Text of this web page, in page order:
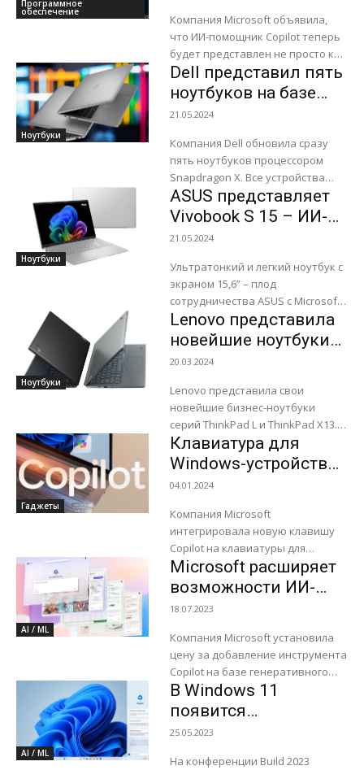
Программное
обеспечение
приложения для
Windows
Компания Microsoft объявила,
что ИИ-помощник Copilot теперь
будет представлен не просто как
функция операционной системы
Windows, а как отдельное
десктопное приложение. Кроме
того, значок...
Ноутбуки
Dell представил пять
ноутбуков на базе
Snapdragon X и с
поддержкой Copilot+
21.05.2024
Компания Dell обновила сразу
пять ноутбуков процессором
Snapdragon X. Все устройства
получили поддержку Copilot+.
Остальные характеристики не
5455 оборудован Snapdragon X
Plus,...
Ноутбуки
ASUS представляет
Vivobook S 15 – ИИ-
компьютер с Copilot+
функций ИИ в
Windows 11
21.05.2024
Ультратонкий и легкий ноутбук с
экраном 15,6” – плод
сотрудничества ASUS с Microsoft
и Qualcomm. Компания ASUS
провела онлайн-презентацию
компьютерных устройств с
поддержкой...
Ноутбуки
Lenovo представила
новейшие ноутбуки
ThinkPad серий L и X
20.03.2024
Lenovo представила свои
новейшие бизнес-ноутбуки
серий ThinkPad L и ThinkPad X13.
Представленные новинки
являются свидетельством
приверженности компании
инновациям и устойчивому
развитию благодаря улучшенной
ремонтопригодности,...
Гаджеты
Клавиатура для
Windows-устройств
получила клавишу
ИИ-помощника
04.01.2024
Компания Microsoft
интегрировала новую клавишу
Copilot на клавиатуры для
ноутбуков и компьютеров под
управлением Windows 11.
пользователям буквально одним
нажатием взаимодействовать с...
AI / ML
Microsoft расширяет
возможности ИИ-
помощника Copilot и
чат-бот Bing Chat
Enterprise
18.07.2023
Компания Microsoft установила
цену за добавление инструмента
Copilot на базе генеративного
искусственного интеллекта в
подписки Microsoft 365. Это
стоимость для компаний,...
AI / ML
В Windows 11
появится
встроенный ИИ-
25.05.2023
На конференции Build 2023